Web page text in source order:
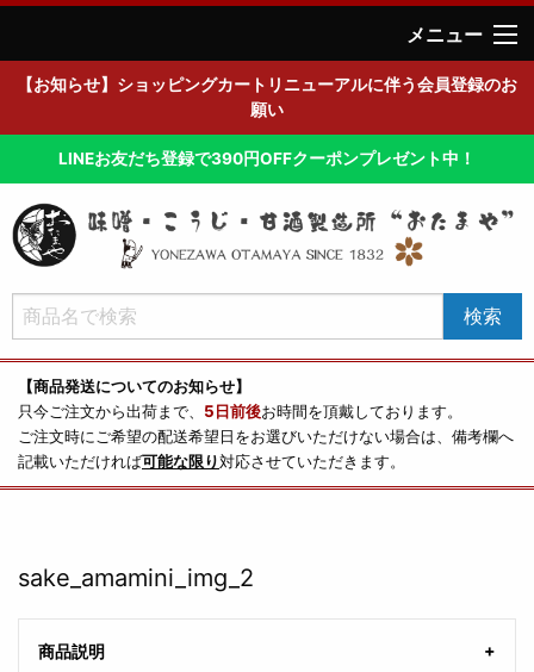
メニュー
【お知らせ】ショッピングカートリニューアルに伴う会員登録のお
願い
LINEお友だち登録で390円OFFクーポンプレゼント中！
【商品発送についてのお知らせ】
只今ご注文から出荷まで、 5日前後お時間を頂戴しております。
ご注文時にご希望の配送希望日をお選びいただけない場合は、備考欄へ
記載いただければ可能な限り対応させていただきます。
sake_amamini_img_2
商品説明